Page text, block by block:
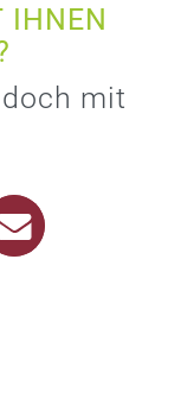
IHNEN
mit